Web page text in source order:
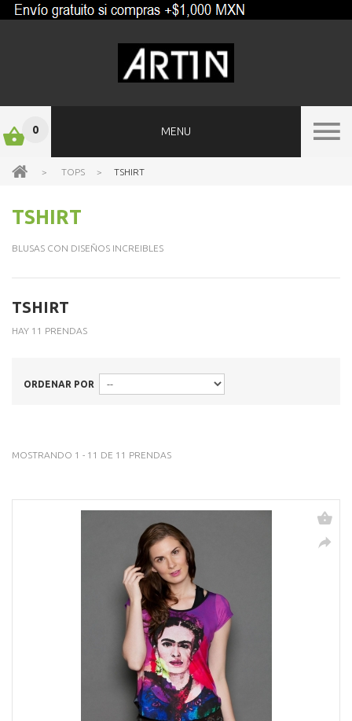
0 MENU
> TOPS > TSHIRT
TSHIRT
BLUSAS CON DISEÑOS INCREIBLES
TSHIRT
HAY 11 PRENDAS
ORDENAR POR
MOSTRANDO 1 - 11 DE 11 PRENDAS